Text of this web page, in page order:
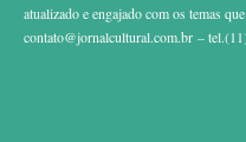
atualizado e engajado com os temas
contato@jornalcultural.com.br –